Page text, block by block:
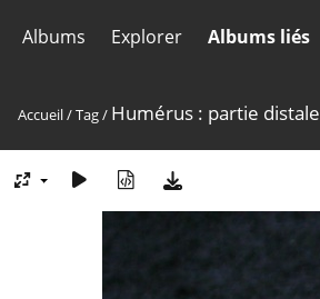
Albums Explorer Albums liés
Accueil/Tag/ Humérus : partie distale